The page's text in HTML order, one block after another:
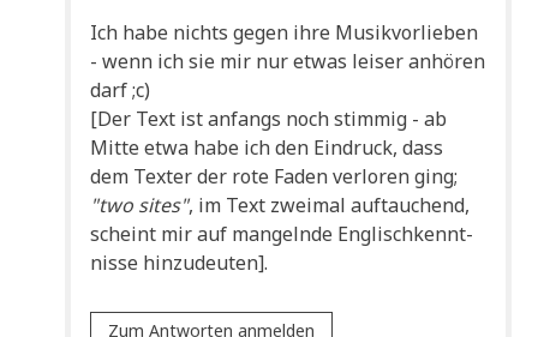
Ich habe nichts gegen ihre Musik­vor­lie­ben
- wenn ich sie mir nur etwas lei­ser anhö­ren
darf ;c)
[Der Text ist anfangs noch stim­mig - ab
Mit­te etwa habe ich den Ein­druck, dass
dem Tex­ter der rote Faden ver­lo­ren ging;
"two sites", im Text zwei­mal auf­tau­chend,
scheint mir auf man­geln­de Eng­lisch­kennt­
nis­se hinzudeuten].
Zum Antworten anmelden